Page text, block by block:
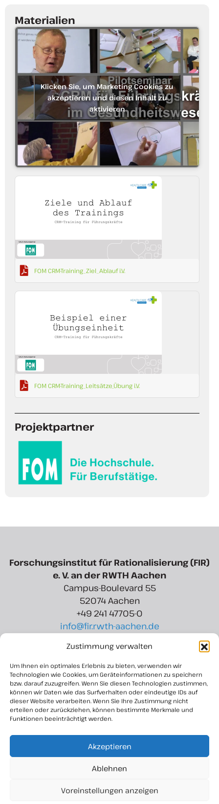
Zustimmung verwalten
Um Ihnen ein optimales Erlebnis zu bieten, verwenden wir
Technologien wie Cookies, um Geräteinformationen zu speichern
bzw. darauf zuzugreifen. Wenn Sie diesen Technologien zustimmen,
können wir Daten wie das Surfverhalten oder eindeutige IDs auf
dieser Website verarbeiten. Wenn Sie Ihre Zustimmung nicht
erteilen oder zurückziehen, können bestimmte Merkmale und
Funktionen beeinträchtigt werden.
Akzeptieren
Ablehnen
Voreinstellungen anzeigen
Materialien
Klicken Sie, um Marketing Cookies zu
akzeptieren und diesen Inhalt zu
aktivieren
FOM CRM-Training_Ziel_Ablauf i.V.
FOM CRM-Training_Leitsätze_Übung i.V.
Projektpartner
Forschungsinstitut für Rationalisierung (FIR)
e. V. an der RWTH Aachen
Campus-Boulevard 55
52074 Aachen
+49 241 47705-0
info@fir.rwth-aachen.de
Region Aachen Zweckverband
Rotter Bruch 6
52068 Aachen
+49 241 927 8721-15
info@regionaachen.de